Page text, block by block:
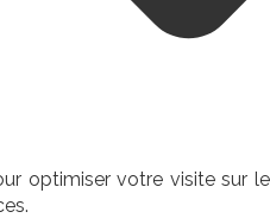
optimiser votre visite sur le